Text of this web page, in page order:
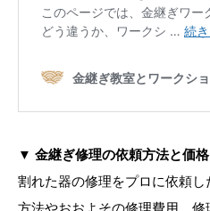
▼ 金継ぎ修理の依頼方法と価格
割れた器の修理をプロに依頼